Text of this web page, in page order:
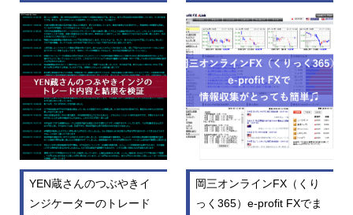
YEN蔵さんのつぶやきイ
ンジケーターのトレード
岡三オンラインFX（くり
っく365）e-profit FXでま